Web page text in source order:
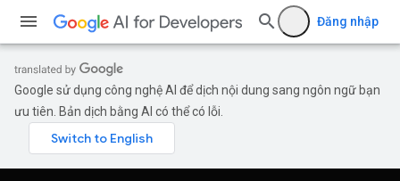
Đăng nhập
Google sử dụng công nghệ AI để dịch nội dung sang ngôn ngữ bạn
ưu tiên. Bản dịch bằng AI có thể có lỗi.